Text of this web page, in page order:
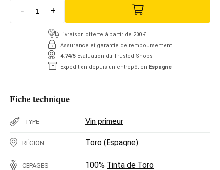
- +
Livraison offerte à partir de 200 €
Assurance et garantie de remboursement
4.74/5 Évaluation du Trusted Shops
Expédition depuis un entrepôt en Espagne
Fiche technique
TYPE Vin primeur
RÉGION Toro (Espagne)
CÉPAGES 100% Tinta de Toro